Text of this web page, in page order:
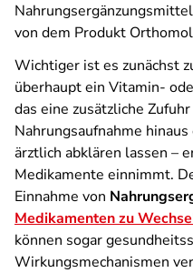
von dem Produkt
Wichtiger ist es zunächst
überhaupt ein Vitamin-
das eine zusätzliche
Nahrungsaufnahme
ärztlich abklären lassen –
Medikamente einnimmt.
Einnahme von
Medikamenten zu
können sogar
Wirkungsmechanismen